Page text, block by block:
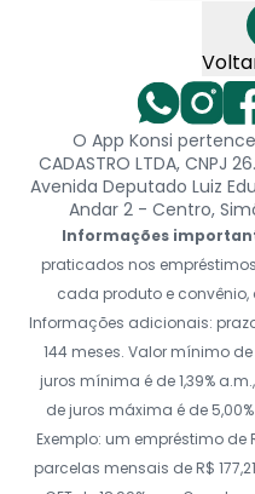
O App Konsi pertence
CADASTRO LTDA, CNPJ
Avenida Deputado Luiz
Andar 2 - Centro,
Informações
praticados nos
cada produto e
Informações adicionais:
144 meses. Valor mínimo
juros mínima é de 1,39%
de juros máxima é de
Exemplo: um empréstimo de
parcelas mensais de R$